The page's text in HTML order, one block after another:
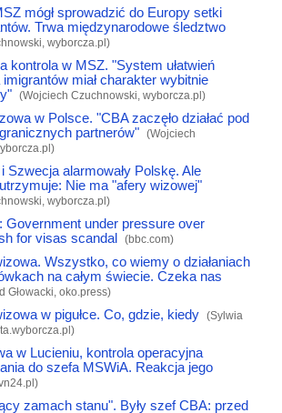
mógł sprowadzić do Europy setki
Trwa międzynarodowe śledztwo
wyborcza.pl)
kontrola w MSZ. "System ułatwień
miał charakter wybitnie
(Wojciech Czuchnowski, wyborcza.pl)
w Polsce. "CBA zaczęło działać pod
partnerów" (Wojciech
)
Szwecja alarmowały Polskę. Ale
Nie ma "afery wizowej"
wyborcza.pl)
Government under pressure over
for visas scandal
(bbc.com)
Wszystko, co wiemy o działaniach
na całym świecie. Czeka nas
Głowacki, oko.press)
w pigułce. Co, gdzie, kiedy (Sylwia
)
w Lucieniu, kontrola operacyjna
do szefa MSWiA. Reakcja jego
)
zamach stanu". Były szef CBA: przed